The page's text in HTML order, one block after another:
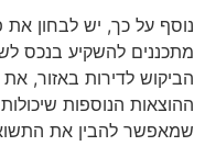
נוסף על כך, יש לבחון
מתכננים להשקיע בנכס
הביקוש לדירות באזור,
ההוצאות הנוספות
שמאפשר להבין את